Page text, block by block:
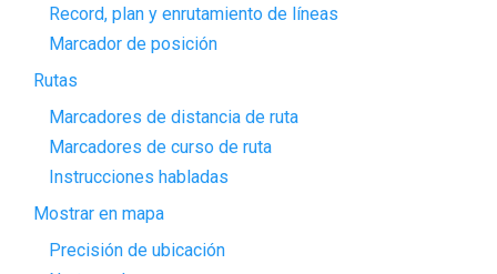
Record, plan y enrutamiento de líneas
Marcador de posición
Rutas
Marcadores de distancia de ruta
Marcadores de curso de ruta
Instrucciones habladas
Mostrar en mapa
Precisión de ubicación